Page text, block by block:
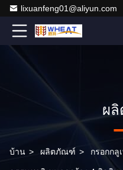
lixuanfeng01@aliyun.com
ผ
บ้าน > ผลิตภัณฑ์ > กรอกกลู